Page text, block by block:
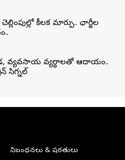
కీలక మార్పు.. ఛార్జీల
పేడ, వ్యవసాయ వ్యర్థాలతో ఆదాయం..
సిగ్నల్
నిబంధనలు & షరతులు